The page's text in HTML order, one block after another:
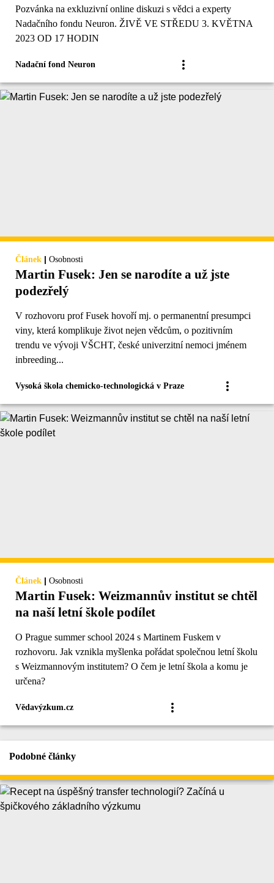
Pozvánka na exkluzivní online diskuzi s vědci a experty
Nadačního fondu Neuron. ŽIVĚ VE STŘEDU 3. KVĚTNA
2023 OD 17 HODIN
Nadační fond Neuron
Článek | Osobnosti
Martin Fusek: Jen se narodíte a už jste
podezřelý
V rozhovoru prof Fusek hovoří mj. o permanentní presumpci
viny, která komplikuje život nejen vědcům, o pozitivním
trendu ve vývoji VŠCHT, české univerzitní nemoci jménem
inbreeding...
Vysoká škola chemicko-technologická v Praze
Článek | Osobnosti
Martin Fusek: Weizmannův institut se chtěl
na naší letní škole podílet
O Prague summer school 2024 s Martinem Fuskem v
rozhovoru. Jak vznikla myšlenka pořádat společnou letní školu
s Weizmannovým institutem? O čem je letní škola a komu je
určena?
Vědavýzkum.cz
Podobné články